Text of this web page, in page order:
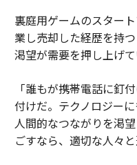
裏庭用ゲームのスター
業し売却した経歴を持
渇望が需要を押し上げて
「誰もが携帯電話に釘
付けだ。テクノロジー
人間的なつながりを渇
ごすなら、適切な人々